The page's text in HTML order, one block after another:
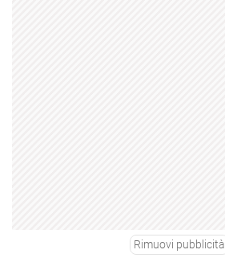
Rimuovi pubblicità